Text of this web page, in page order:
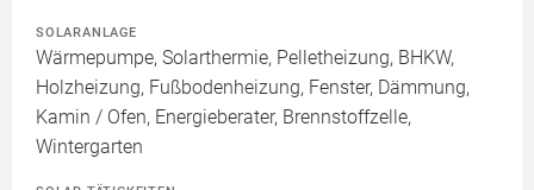
SOLARANLAGE
Wärmepumpe, Solarthermie, Pelletheizung, BHKW,
Holzheizung, Fußbodenheizung, Fenster, Dämmung,
Kamin / Ofen, Energieberater, Brennstoffzelle,
Wintergarten